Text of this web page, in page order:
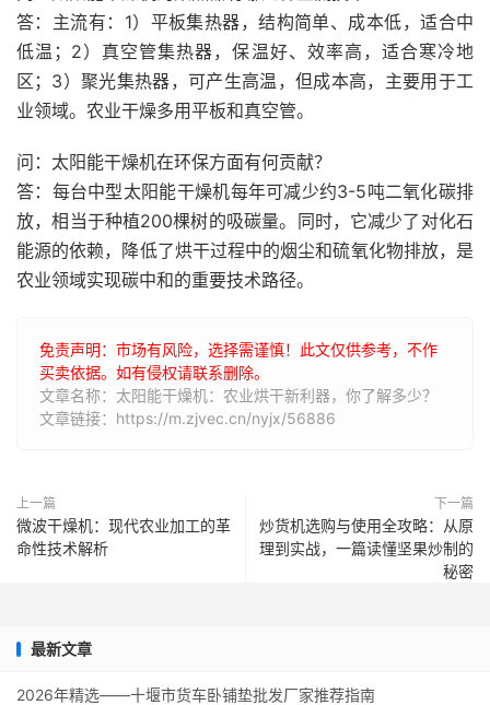
答：主流有：1）平板集热器，结构简单、成本低，适合中
低温；2）真空管集热器，保温好、效率高，适合寒冷地
区；3）聚光集热器，可产生高温，但成本高，主要用于工
业领域。农业干燥多用平板和真空管。
问：太阳能干燥机在环保方面有何贡献？
答：每台中型太阳能干燥机每年可减少约3-5吨二氧化碳排
放，相当于种植200棵树的吸碳量。同时，它减少了对化石
能源的依赖，降低了烘干过程中的烟尘和硫氧化物排放，是
农业领域实现碳中和的重要技术路径。
免责声明：市场有风险，选择需谨慎！此文仅供参考，不作
买卖依据。如有侵权请联系删除。
文章名称：太阳能干燥机：农业烘干新利器，你了解多少？
文章链接：https://m.zjvec.cn/nyjx/56886
上一篇
微波干燥机：现代农业加工的革
命性技术解析
下一篇
炒货机选购与使用全攻略：从原
理到实战，一篇读懂坚果炒制的
秘密
最新文章
2026年精选——十堰市货车卧铺垫批发厂家推荐指南